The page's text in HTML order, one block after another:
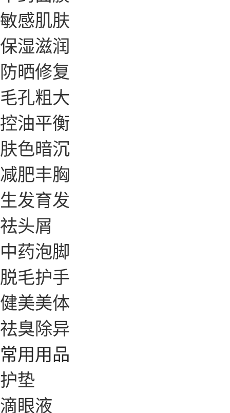
敏感肌肤
保湿滋润
防晒修复
毛孔粗大
控油平衡
肤色暗沉
减肥丰胸
生发育发
祛头屑
中药泡脚
脱毛护手
健美美体
祛臭除异
常用用品
护垫
滴眼液